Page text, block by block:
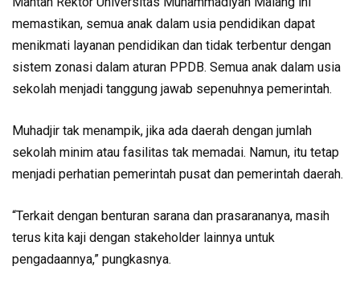
memastikan, semua anak dalam usia pendidikan dapat
menikmati layanan pendidikan dan tidak terbentur dengan
sistem zonasi dalam aturan PPDB. Semua anak dalam usia
sekolah menjadi tanggung jawab sepenuhnya pemerintah.
Muhadjir tak menampik, jika ada daerah dengan jumlah
sekolah minim atau fasilitas tak memadai. Namun, itu tetap
menjadi perhatian pemerintah pusat dan pemerintah daerah.
“Terkait dengan benturan sarana dan prasarananya, masih
terus kita kaji dengan stakeholder lainnya untuk
pengadaannya,” pungkasnya.